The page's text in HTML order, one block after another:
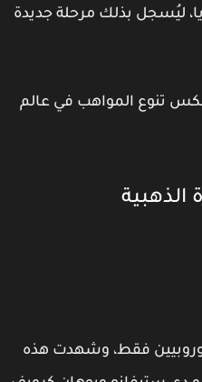
ليُسجل بذلك مرحلة جديدة
تنوع المواهب في عالم
فقط، وشهدت هذه